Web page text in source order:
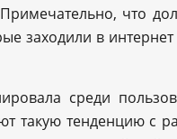
что
заходили в
среди
такую тенденцию с